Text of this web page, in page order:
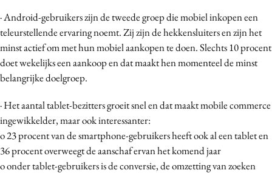
· Android-gebruikers zijn de tweede groep die mobiel inkopen een
teleurstellende ervaring noemt. Zij zijn de hekkensluiters en zijn het
minst actief om met hun mobiel aankopen te doen. Slechts 10 procent
doet wekelijks een aankoop en dat maakt hen momenteel de minst
belangrijke doelgroep.
· Het aantal tablet-bezitters groeit snel en dat maakt mobile commerce
ingewikkelder, maar ook interessanter:
o 23 procent van de smartphone-gebruikers heeft ook al een tablet en
36 procent overweegt de aanschaf ervan het komend jaar
o onder tablet-gebruikers is de conversie, de omzetting van zoeken